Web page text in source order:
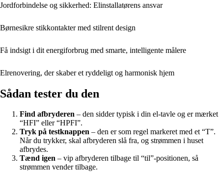
Jordforbindelse og sikkerhed: Elinstallatørens ansvar
Børnesikre stikkontakter med stilrent design
Få indsigt i dit energiforbrug med smarte, intelligente målere
Elrenovering, der skaber et ryddeligt og harmonisk hjem
Sådan tester du den
Find afbryderen – den sidder typisk i din el-tavle og er mærket
“HFI” eller “HPFI”.
Tryk på testknappen – den er som regel markeret med et “T”.
Når du trykker, skal afbryderen slå fra, og strømmen i huset
afbrydes.
Tænd igen – vip afbryderen tilbage til “til”-positionen, så
strømmen vender tilbage.